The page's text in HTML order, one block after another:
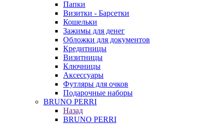
Папки
Визитки - Барсетки
Кошельки
Зажимы для денег
Обложки для документов
Кредитницы
Визитницы
Ключницы
Аксессуары
Футляры для очков
Подарочные наборы
BRUNO PERRI
Назад
BRUNO PERRI